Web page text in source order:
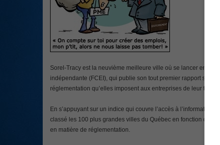
Sorel-Tracy est la neuvième meilleure ville où se lancer en
indépendante (FCEI), qui publie son tout premier rapport sur
réglementation qu’elles imposent aux entreprises de leur
En s’appuyant sur un indice qui couvre l’accès à
classé les 100 plus grandes villes du Québec en fonction des
en matière de réglementation.